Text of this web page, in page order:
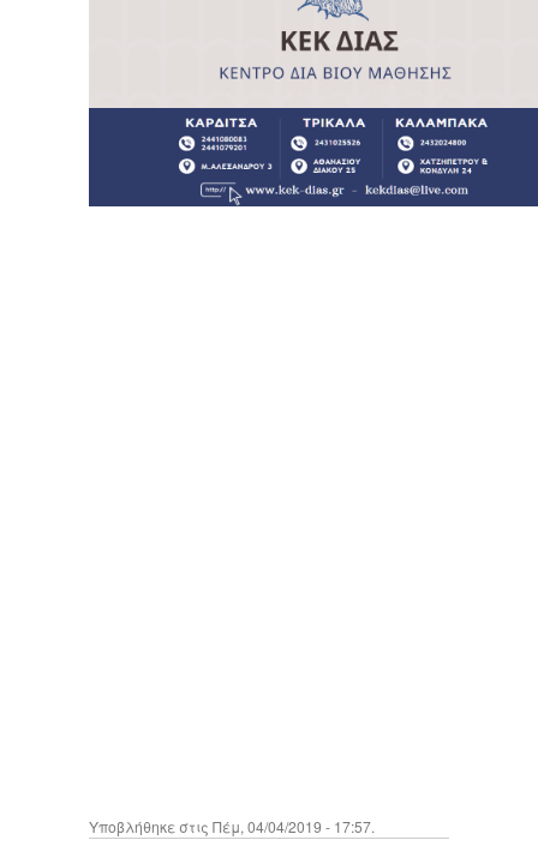
Υποβλήθηκε στις Πέμ, 04/04/2019 - 17:57.